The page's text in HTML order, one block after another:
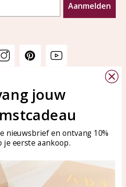
Aanmelden
Bellen of WhatsApp Ma-Vr
tussen 09:00-17:00
WhatsApp: 0850003187
jouw
nieuwsbrief en ontvang 10%
eerste aankoop.